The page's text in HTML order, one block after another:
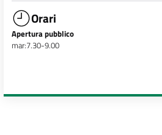
Orari
Apertura pubblico
mar:7.30-9.00